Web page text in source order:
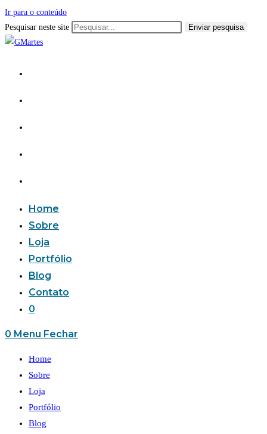
Ir para o conteúdo
Pesquisar neste site
Enviar pesquisa
Home
Sobre
Loja
Portfólio
Blog
Contato
0
0 Menu Fechar
Home
Sobre
Loja
Portfólio
Blog